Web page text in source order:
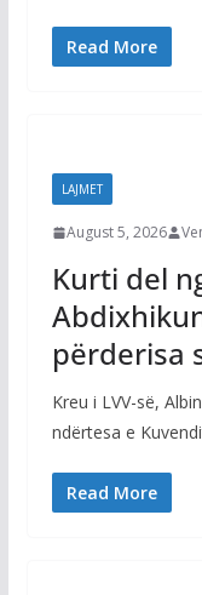
Read More
LAJMET
August 5, 2026
Kurti del
përderisa
Kreu i LVV-së,
ndërtesa e
Read More